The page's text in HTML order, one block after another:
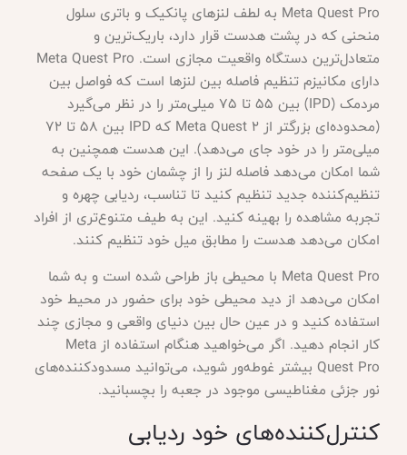
Meta Quest Pro به لطف لنزهای پانکیک و باتری سلول
منحنی که در پشت هدست قرار دارد، باریک‌ترین و
متعادل‌ترین دستگاه واقعیت مجازی است. Meta Quest Pro
دارای مکانیزم تنظیم فاصله بین لنزها است که فواصل بین
مردمک (IPD) بین 55 تا 75 میلی‌متر را در نظر می‌گیرد
(محدوده‌ای بزرگتر از Meta Quest 2 که IPD بین 58 تا 72
میلی‌متر را در خود جای می‌دهد). این هدست همچنین به
شما امکان می‌دهد فاصله لنز را از چشمان خود با یک صفحه
تنظیم‌کننده جدید تنظیم کنید تا تناسب، ردیابی چهره و
تجربه مشاهده را بهینه کنید. این به طیف متنوع‌تری از افراد
امکان می‌دهد هدست را مطابق میل خود تنظیم کنند.
Meta Quest Pro با محیطی باز طراحی شده است و به شما
امکان می‌دهد از دید محیطی خود برای حضور در محیط خود
استفاده کنید و در عین حال بین دنیای واقعی و مجازی چند
کار انجام دهید. اگر می‌خواهید هنگام استفاده از Meta
Quest Pro بیشتر غوطه‌ور شوید، می‌توانید مسدودکننده‌های
نور جزئی مغناطیسی موجود در جعبه را بچسبانید.
کنترل‌کننده‌های خود ردیابی